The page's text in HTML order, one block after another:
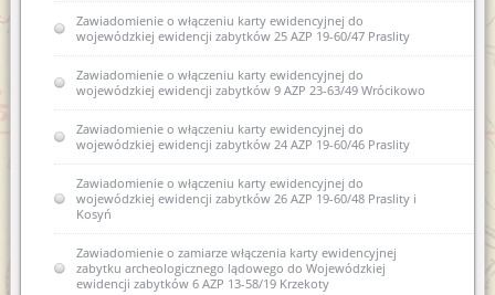
Zawiadomienie o włączeniu karty ewidencyjnej do
wojewódzkiej ewidencji zabytków 25 AZP 19-60/47 Praslity
Zawiadomienie o włączeniu karty ewidencyjnej do
wojewódzkiej ewidencji zabytków 9 AZP 23-63/49 Wrócikowo
Zawiadomienie o włączeniu karty ewidencyjnej do
wojewódzkiej ewidencji zabytków 24 AZP 19-60/46 Praslity
Zawiadomienie o włączeniu karty ewidencyjnej do
wojewódzkiej ewidencji zabytków 26 AZP 19-60/48 Praslity i
Kosyń
Zawiadomienie o zamiarze włączenia karty ewidencyjnej
zabytku archeologicznego lądowego do Wojewódzkiej
ewidencji zabytków 6 AZP 13-58/19 Krzekoty